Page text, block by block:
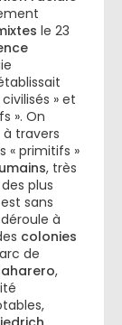
le 23
» et
». On
travers
« primitifs »
, très
plus
sans
à
colonies
de
,